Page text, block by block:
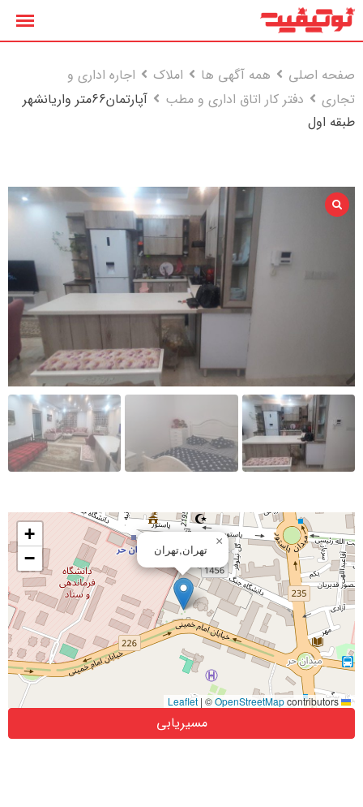
پرش
صفحه اصلی
همه آگهی ها املاک
اجاره اداری و
تجاری
دفتر کار اتاق اداری و مطب
آپارتمان66متر واریانشهر
طبقه اول
تهران,تهران
×
+
−
| ©OpenStreetMapcontributors
مسیریابی